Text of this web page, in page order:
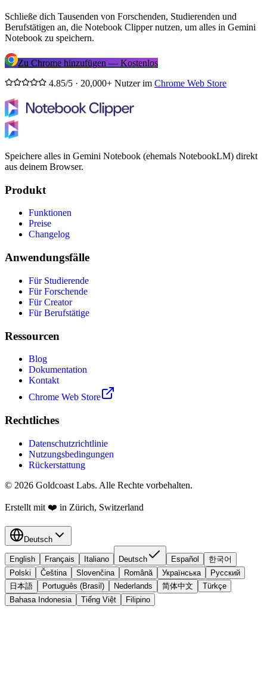
Schließe dich Tausenden von Forschenden, Studierenden und
Berufstätigen an, die Notebook Clipper nutzen, um alles in Gemini
Notebook zu speichern.
Zu Chrome hinzufügen — Kostenlos
4.85/5 · 20,000+ Nutzer im Chrome Web Store
Speichere alles in Gemini Notebook (ehemals NotebookLM) direkt
aus deinem Browser.
Produkt
Funktionen
Preise
Changelog
Anwendungsfälle
Für Studierende
Für Forschende
Für Creator
Für Berufstätige
Ressourcen
Blog
Dokumentation
Kontakt
Chrome Web Store
Rechtliches
Datenschutzrichtlinie
Nutzungsbedingungen
Rückerstattung
© 2026 Goldcoast Labs. Alle Rechte vorbehalten.
Erstellt mit ❤️ in Zürich, Switzerland
Deutsch
English Français Italiano Deutsch Español
한국어
Polski
Čeština Slovenčina Română Українська
Русский
日本語
Português (Brasil) Nederlands 简体中文
Türkçe
Bahasa Indonesia
Tiếng Việt Filipino